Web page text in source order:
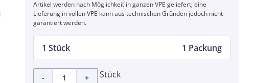
Artikel werden nach Möglichkeit in ganzen VPE geliefert; eine
Lieferung in vollen VPE kann aus technischen Gründen jedoch nicht
garantiert werden.
1 Stück 1 Packung
- + Stück